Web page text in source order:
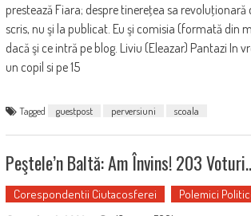
prestează Fiara; despre tinereţea sa revoluţionară
scris, nu şi la publicat. Eu şi comisia (formată din
dacă şi ce intră pe blog. Liviu (Eleazar) Pantazi In
un copil si pe 15
Tagged guestpost perversiuni scoala
Peştele’n Baltă: Am Învins! 203
Corespondentii Ciutacosferei Polemici